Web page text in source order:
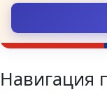
Навигация